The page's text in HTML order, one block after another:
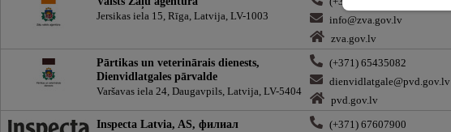
Jersikas iela 15, Rīga, Latvija, LV-1003
info@zva.gov.lv
zva.gov.lv
Pārtikas un veterinārais dienests,
Dienvidlatgales pārvalde
Varšavas iela 24, Daugavpils, Latvija, LV-5404
(+371) 65435082
dienvidlatgale@pvd.gov.lv
pvd.gov.lv
Inspecta Latvia, AS, филиал
(+371) 67607900